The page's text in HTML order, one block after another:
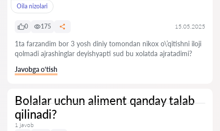
Oila nizolari
0 175 15.05.2025
1ta farzandim bor 3 yosh diniy tomondan nikox o\’qitishni iloji
qolmadi ajrashinglar deyishyapti sud bu xolatda ajratadimi?
Javobga o‘tish
Bolalar uchun aliment qanday talab
qilinadi?
1 javob